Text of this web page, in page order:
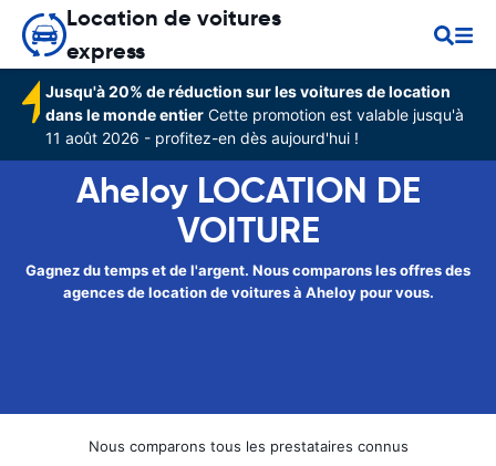
Location de voitures
express
Jusqu'à 20% de réduction sur les voitures de location
dans le monde entier Cette promotion est valable jusqu'à
11 août 2026 - profitez-en dès aujourd'hui !
Aheloy LOCATION DE
VOITURE
Gagnez du temps et de l'argent. Nous comparons les offres des
agences de location de voitures à Aheloy pour vous.
Nous comparons tous les prestataires connus